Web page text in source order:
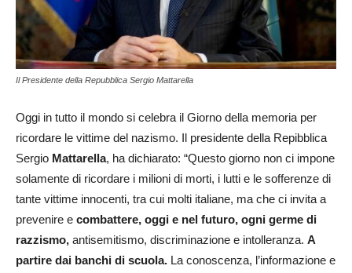
Il Presidente della Repubblica Sergio Mattarella
Oggi in tutto il mondo si celebra il Giorno della memoria per
ricordare le vittime del nazismo. Il presidente della Repibblica
Sergio Mattarella, ha dichiarato: “Questo giorno non ci impone
solamente di ricordare i milioni di morti, i lutti e le sofferenze di
tante vittime innocenti, tra cui molti italiane, ma che ci invita a
prevenire e combattere, oggi e nel futuro, ogni germe di
razzismo, antisemitismo, discriminazione e intolleranza. A
partire dai banchi di scuola. La conoscenza, l’informazione e